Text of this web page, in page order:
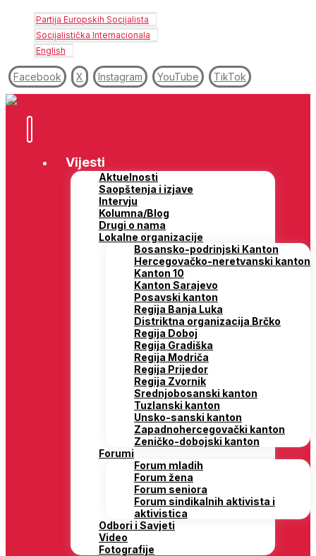
Partija Europskih Socijalista
Socijalistička Internacionala
English
Facebook X Instagram YouTube TikTok
Vijesti
Aktuelnosti
Saopštenja i izjave
Intervju
Kolumna/Blog
Drugi o nama
Lokalne organizacije
Bosansko-podrinjski Kanton
Hercegovačko-neretvanski kanton
Kanton 10
Kanton Sarajevo
Posavski kanton
Regija Banja Luka
Distriktna organizacija Brčko
Regija Doboj
Regija Gradiška
Regija Modriča
Regija Prijedor
Regija Zvornik
Srednjobosanski kanton
Tuzlanski kanton
Unsko-sanski kanton
Zapadnohercegovački kanton
Zeničko-dobojski kanton
Forumi
Forum mladih
Forum žena
Forum seniora
Forum sindikalnih aktivista i
aktivistica
Odbori i Savjeti
Video
Fotografije